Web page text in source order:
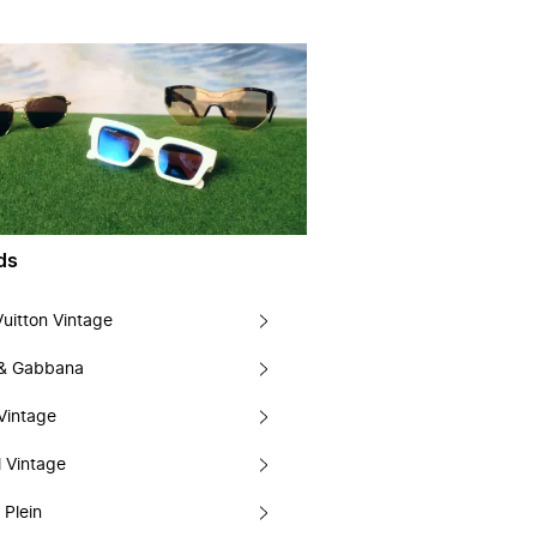
Vintage
Gabbana
Vintage
Plein